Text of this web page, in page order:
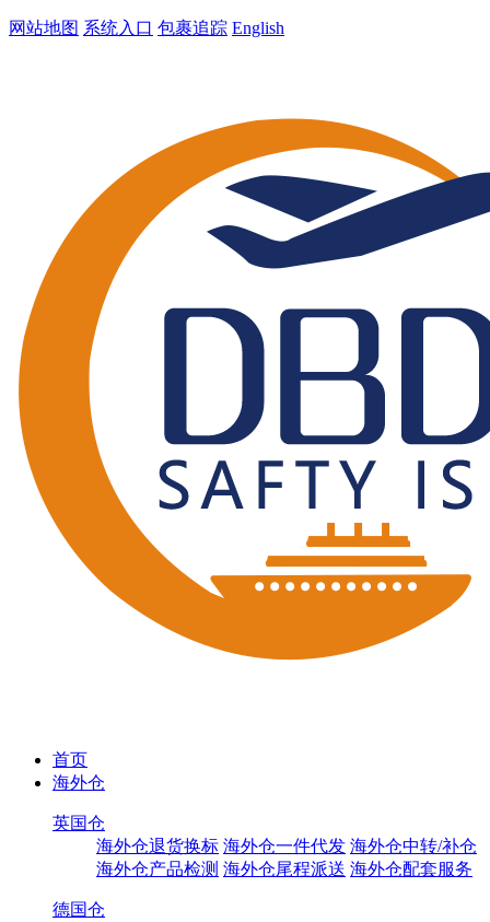
网站地图 系统入口 包裹追踪 English
首页
海外仓
英国仓
海外仓退货换标 海外仓一件代发 海外仓中转/补仓
海外仓产品检测 海外仓尾程派送 海外仓配套服务
德国仓